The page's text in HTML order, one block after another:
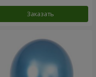
Заказать